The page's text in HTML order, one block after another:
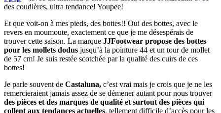
des coudières, ultra tendance! Youpee!
Et que voit-on à mes pieds, des bottes!! Oui des bottes, avec le
revers en moumoute, exactement ce que je me désespérais de
trouver cette saison. La marque JJFootwear propose des bottes
pour les mollets dodus jusqu’à la pointure 44 et un tour de mollet
de 57 cm! Je suis restée scotchée par la qualité des cuirs de ces
bottes!
Je parle souvent de Castaluna, c’est vrai mais je crois que je ne les
remercieraient jamais assez de se démener autant pour nous trouver
des pièces et des marques de qualité et surtout des pièces qui
collent aux tendances actuelles, tellement difficile d’accès pour les